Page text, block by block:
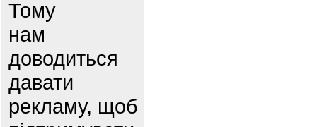
Тому
нам
доводиться
давати
рекламу, щоб